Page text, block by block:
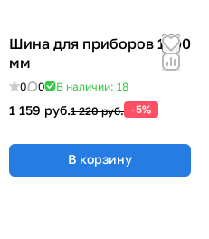
Шина для приборов 1200
мм
0 0 В наличии: 18
1 159 руб.1 220 руб. -5%
В корзину